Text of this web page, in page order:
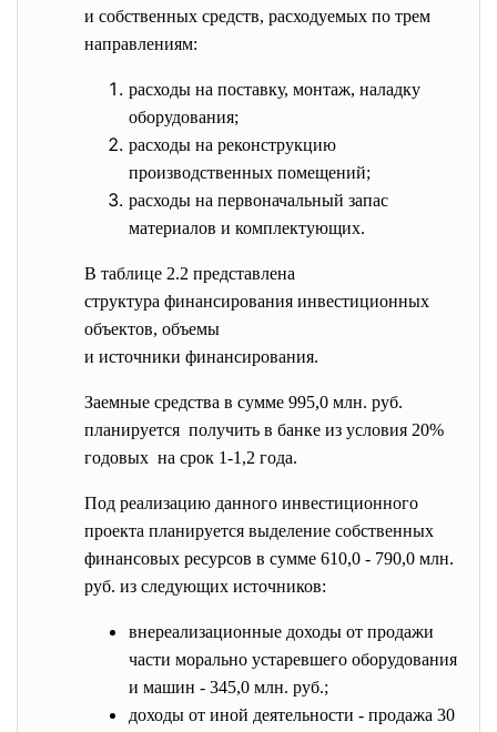
и собственных средств, расходуемых по трем
направлениям:
расходы на поставку, монтаж, наладку
оборудования;
расходы на реконструкцию
производственных помещений;
расходы на первоначальный запас
материалов и комплектующих.
В таблице 2.2 представлена
структура финансирования инвестиционных
объектов, объемы
и источники финансирования.
Заемные средства в сумме 995,0 млн. руб.
планируется получить в банке из условия 20%
годовых на срок 1-1,2 года.
Под реализацию данного инвестиционного
проекта планируется выделение собственных
финансовых ресурсов в сумме 610,0 - 790,0 млн.
руб. из следующих источников:
внереализационные доходы от продажи
части морально устаревшего оборудования
и машин - 345,0 млн. руб.;
доходы от иной деятельности - продажа 30